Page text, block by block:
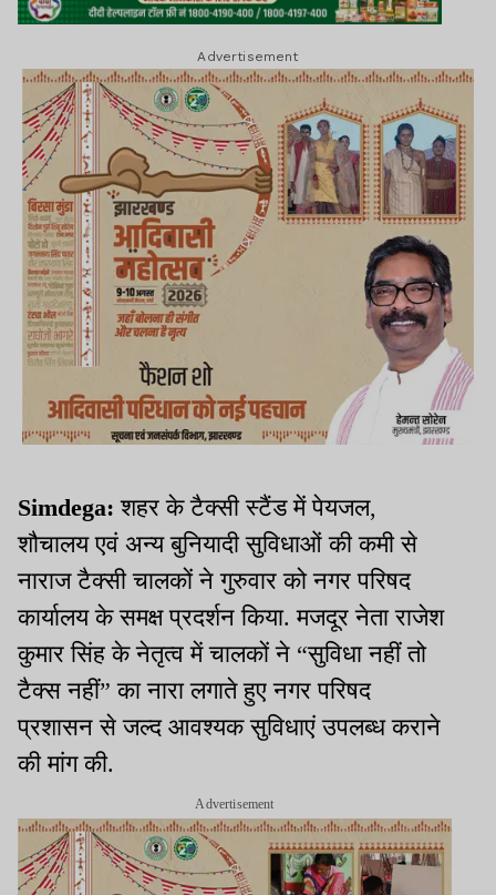
Advertisement
Simdega:शहर के टैक्सी स्टैंड में पेयजल,
शौचालय एवं अन्य बुनियादी सुविधाओं की कमी से
नाराज टैक्सी चालकों ने गुरुवार को नगर परिषद
कार्यालय के समक्ष प्रदर्शन किया. मजदूर नेता राजेश
कुमार सिंह के नेतृत्व में चालकों ने “सुविधा नहीं तो
टैक्स नहीं” का नारा लगाते हुए नगर परिषद
प्रशासन से जल्द आवश्यक सुविधाएं उपलब्ध कराने
की मांग की.
Advertisement